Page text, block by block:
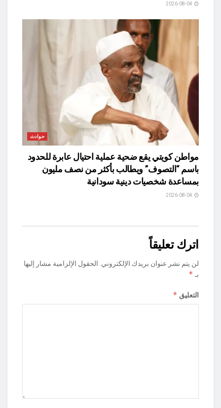
حوادث
مواطن كويتي يقع ضحية عملية احتيال عابرة للحدود
باسم “التصوف” ويطالب بأكثر من نصف مليون
بمساعدة شخصيات دينية سودانية
اترك تعليقاً
لن يتم نشر عنوان بريدك الإلكتروني. الحقول الإلزامية مشار إليها
بـ *
التعليق *